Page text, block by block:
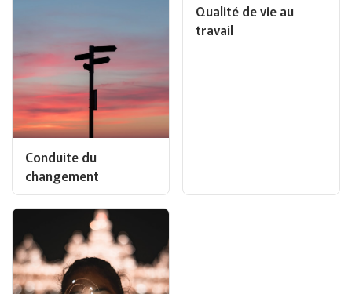
Conduite du
changement
Qualité de vie au
travail